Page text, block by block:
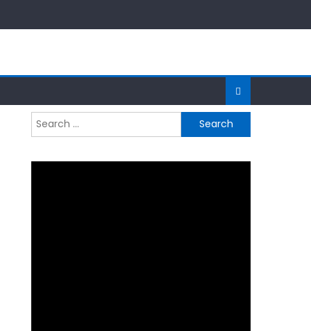
Search
for: